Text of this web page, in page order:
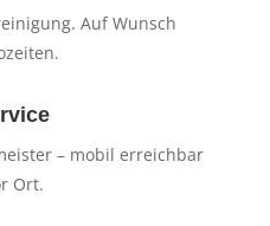
Auf Wunsch
– mobil erreichbar
Ort.